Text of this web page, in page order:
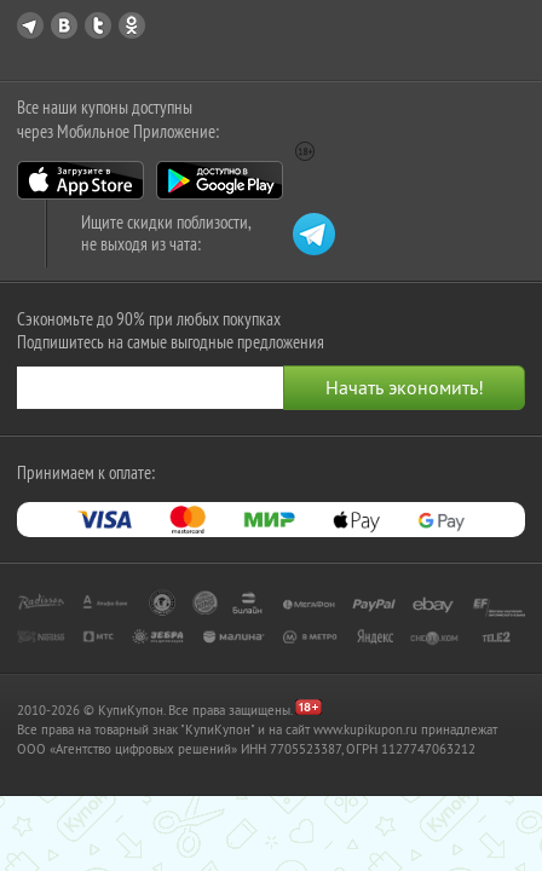
Все наши купоны доступны
через Мобильное Приложение:
Ищите скидки поблизости,
не выходя из чата:
Сэкономьте до 90% при любых покупках
Подпишитесь на самые выгодные предложения
Принимаем к оплате:
2010-2026 © КупиКупон. Все права защищены.
Все права на товарный знак "КупиКупон" и на сайт www.kupikupon.ru принадлежат
OOO «Агентство цифровых решений» ИНН 7705523387, ОГРН 1127747063212